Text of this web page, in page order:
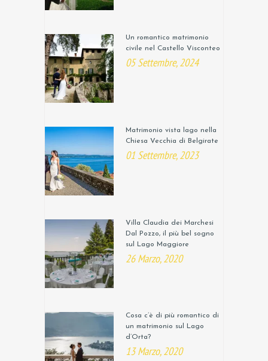
Un romantico matrimonio
civile nel Castello Visconteo
05 Settembre, 2024
Matrimonio vista lago nella
Chiesa Vecchia di Belgirate
01 Settembre, 2023
Villa Claudia dei Marchesi
Dal Pozzo, il più bel sogno
sul Lago Maggiore
26 Marzo, 2020
Cosa c’è di più romantico di
un matrimonio sul Lago
d’Orta?
13 Marzo, 2020